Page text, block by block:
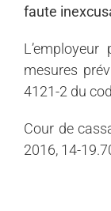
faute
mesures
4121-2 du
Cour de
2016, 14-